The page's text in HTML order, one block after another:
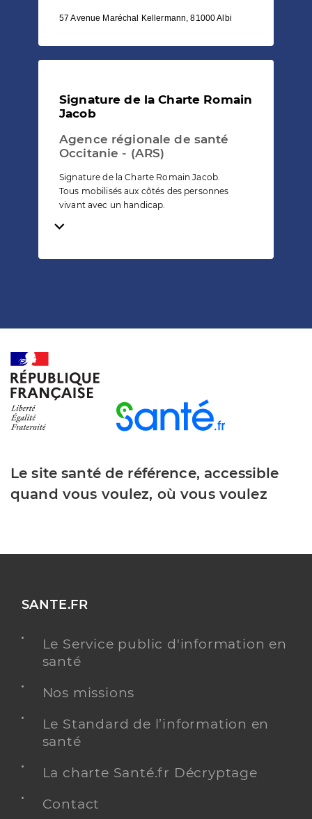
57 Avenue Maréchal Kellermann, 81000 Albi
Signature de la Charte Romain
Jacob
Agence régionale de santé
Occitanie - (ARS)
Signature de la Charte Romain Jacob.
Tous mobilisés aux côtés des personnes
vivant avec un handicap.
Temps de lecture
Le site santé de référence, accessible
quand vous voulez, où vous voulez
SANTE.FR
Le Service public d'information en
santé
Nos missions
Le Standard de l’information en
santé
La charte Santé.fr Décryptage
Contact